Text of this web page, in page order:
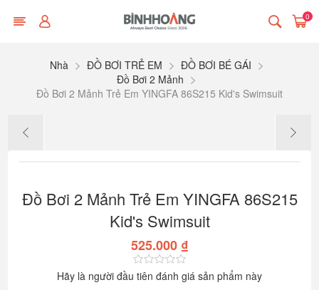
0
Nhà ĐỒ BƠI TRẺ EM
ĐỒ BƠI BÉ GÁI
Đồ Bơi 2 Mảnh
Đồ Bơi 2 Mảnh Trẻ Em YINGFA 86S215 Kid's Swimsuit
Đồ Bơi 2 Mảnh Trẻ Em YINGFA 86S215
Kid's Swimsuit
525.000 ₫
Hãy là người đầu tiên đánh giá sản phẩm này